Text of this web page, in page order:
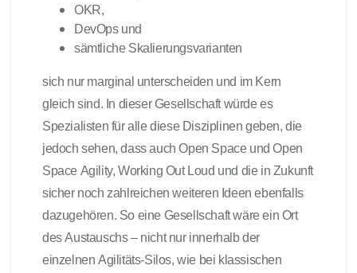
OKR,
DevOps und
sämtliche Skalierungsvarianten
sich nur marginal unterscheiden und im Kern
gleich sind. In dieser Gesellschaft würde es
Spezialisten für alle diese Disziplinen geben, die
jedoch sehen, dass auch Open Space und Open
Space Agility, Working Out Loud und die in Zukunft
sicher noch zahlreichen weiteren Ideen ebenfalls
dazugehören. So eine Gesellschaft wäre ein Ort
des Austauschs – nicht nur innerhalb der
einzelnen Agilitäts-Silos, wie bei klassischen